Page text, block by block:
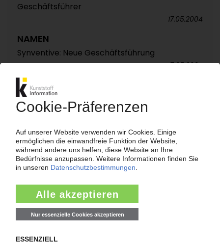
Geschäftsführer
17.05.2004
NAMEN
Synventive: Neue Geschäftsführung
17.05.2004
NAMEN
mht: Dr. Stephan Poller alleiniger
Geschäftsführer
VERBÄNDE
VKE: Neue Mitglieder / Wechsel im Vorstand
VERBÄNDE
IK-Fachgruppe FIBC mit neuem Vorstand
TER HELL PLASTIC